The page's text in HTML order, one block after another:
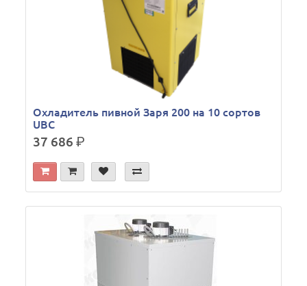
Охладитель пивной Заря 200 на 10 сортов
UBC
37 686р.